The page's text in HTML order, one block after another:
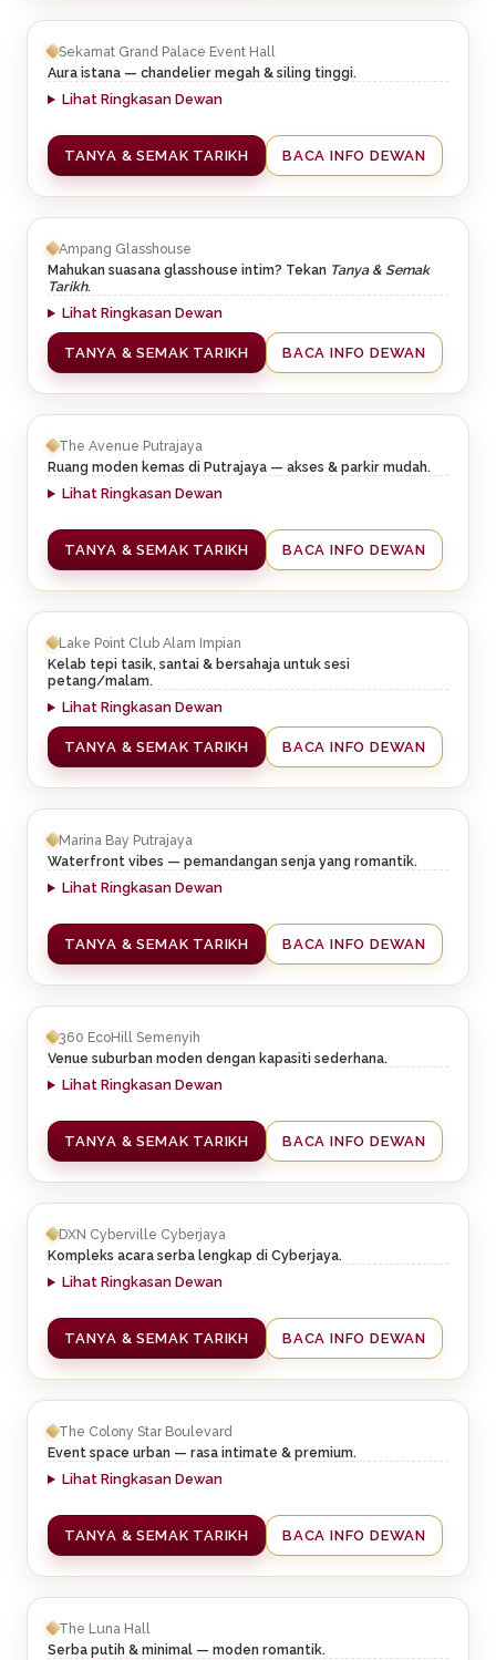
Sekamat Grand Palace Event Hall
Aura istana — chandelier megah & siling tinggi.
Lihat Ringkasan Dewan
TANYA & SEMAK TARIKH BACA INFO DEWAN
Ampang Glasshouse
Mahukan suasana glasshouse intim? Tekan Tanya & Semak
Tarikh.
Lihat Ringkasan Dewan
TANYA & SEMAK TARIKH BACA INFO DEWAN
The Avenue Putrajaya
Ruang moden kemas di Putrajaya — akses & parkir mudah.
Lihat Ringkasan Dewan
TANYA & SEMAK TARIKH BACA INFO DEWAN
Lake Point Club Alam Impian
Kelab tepi tasik, santai & bersahaja untuk sesi
petang/malam.
Lihat Ringkasan Dewan
TANYA & SEMAK TARIKH BACA INFO DEWAN
Marina Bay Putrajaya
Waterfront vibes — pemandangan senja yang romantik.
Lihat Ringkasan Dewan
TANYA & SEMAK TARIKH BACA INFO DEWAN
360 EcoHill Semenyih
Venue suburban moden dengan kapasiti sederhana.
Lihat Ringkasan Dewan
TANYA & SEMAK TARIKH BACA INFO DEWAN
DXN Cyberville Cyberjaya
Kompleks acara serba lengkap di Cyberjaya.
Lihat Ringkasan Dewan
TANYA & SEMAK TARIKH BACA INFO DEWAN
The Colony Star Boulevard
Event space urban — rasa intimate & premium.
Lihat Ringkasan Dewan
TANYA & SEMAK TARIKH BACA INFO DEWAN
The Luna Hall
Serba putih & minimal — moden romantik.